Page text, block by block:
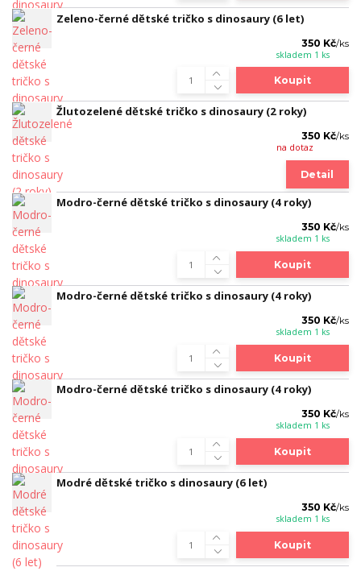
Zeleno-černé dětské tričko s dinosaury (6 let)
350 Kč/ks
skladem 1 ks
Koupit
Žlutozelené dětské tričko s dinosaury (2 roky)
350 Kč/ks
na dotaz
Detail
Modro-černé dětské tričko s dinosaury (4 roky)
350 Kč/ks
skladem 1 ks
Koupit
Modro-černé dětské tričko s dinosaury (4 roky)
350 Kč/ks
skladem 1 ks
Koupit
Modro-černé dětské tričko s dinosaury (4 roky)
350 Kč/ks
skladem 1 ks
Koupit
Modré dětské tričko s dinosaury (6 let)
350 Kč/ks
skladem 1 ks
Koupit